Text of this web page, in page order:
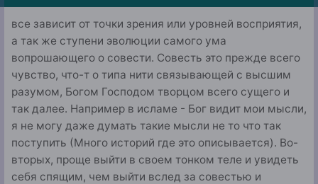
все зависит от точки зрения или уровней восприятия,
а так же ступени эволюции самого ума
вопрошающего о совести. Совесть это прежде всего
чувство, что-т о типа нити связывающей с высшим
разумом, Богом Господом творцом всего сущего и
так далее. Например в исламе - Бог видит мои мысли,
я не могу даже думать такие мысли не то что так
поступить (Много историй где это описывается). Во-
вторых, проще выйти в своем тонком теле и увидеть
себя спящим, чем выйти вслед за совестью и